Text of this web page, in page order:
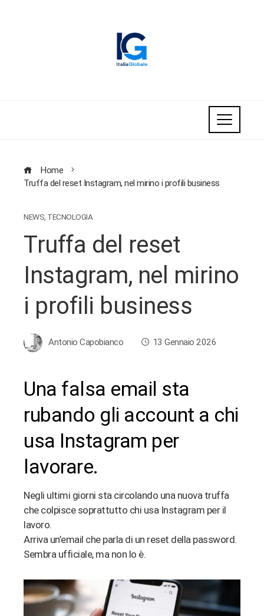
Home
Truffa del reset Instagram, nel mirino i profili business
NEWS TECNOLOGIA
Truffa del reset
Instagram, nel mirino
i profili business
Antonio Capobianco 13 Gennaio 2026
Una falsa email sta
rubando gli account a chi
usa Instagram per
lavorare.
Negli ultimi giorni sta circolando una nuova truffa
che colpisce soprattutto chi usa Instagram per il
lavoro.
Arriva un’email che parla di un reset della password.
Sembra ufficiale, ma non lo è.